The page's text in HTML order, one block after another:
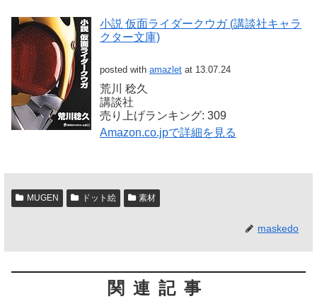
小説 仮面ライダークウガ (講談社キャラ
クター文庫)
posted with amazlet at 13.07.24
荒川 稔久
講談社
売り上げランキング: 309
Amazon.co.jpで詳細を見る
MUGEN ドット絵 素材
maskedo
関連記事